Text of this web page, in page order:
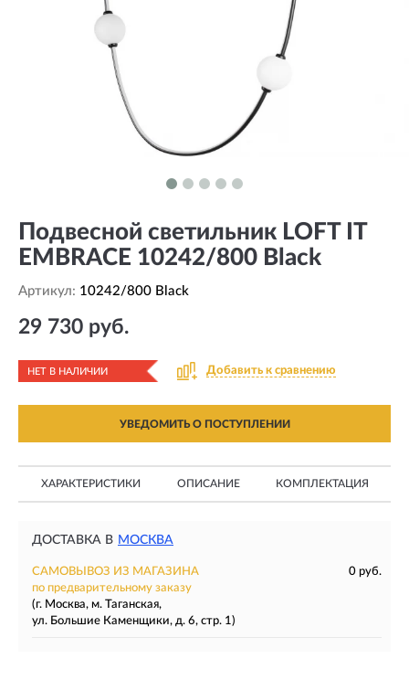
Подвесной светильник LOFT IT
EMBRACE 10242/800 Black
Артикул: 10242/800 Black
29 730 руб.
НЕТ В НАЛИЧИИ Добавить к сравнению
УВЕДОМИТЬ О ПОСТУПЛЕНИИ
ХАРАКТЕРИСТИКИ ОПИСАНИЕ КОМПЛЕКТАЦИЯ
ДОСТАВКА В МОСКВА
САМОВЫВОЗ ИЗ МАГАЗИНА
0 руб.
по предварительному заказу
(г. Москва, м. Таганская,
ул. Большие Каменщики, д. 6, стр. 1)